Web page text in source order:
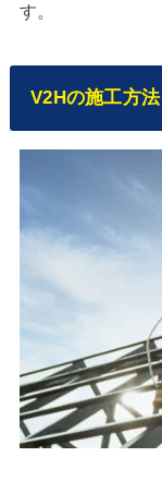
す。
V2Hの施工方法